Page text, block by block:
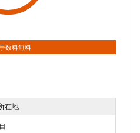
数料無料
在地